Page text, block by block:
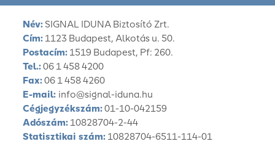
Név: SIGNAL IDUNA Biztosító Zrt.
Cím: 1123 Budapest, Alkotás u. 50.
Postacím: 1519 Budapest, Pf: 260.
Tel.:06 1 458 4200
Fax:06 1 458 4260
E-mail: info@signal-iduna.hu
Cégjegyzékszám:01-10-042159
Adószám: 10828704-2-44
Statisztikai szám: 10828704-6511-114-01